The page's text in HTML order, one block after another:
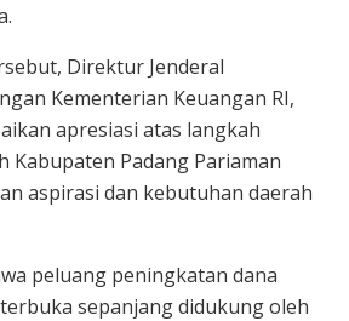
Direktur Jenderal
Kementerian Keuangan RI,
apresiasi atas langkah
Kabupaten Padang Pariaman
aspirasi dan kebutuhan daerah
peluang peningkatan dana
sepanjang didukung oleh